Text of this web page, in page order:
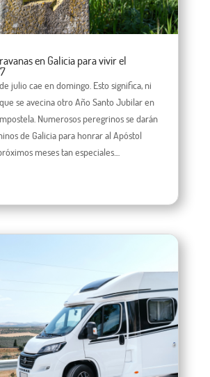
en Galicia para vivir el
julio cae en domingo. Esto significa, ni
se avecina otro Año Santo Jubilar en
Numerosos peregrinos se darán
de Galicia para honrar al Apóstol
meses tan especiales....